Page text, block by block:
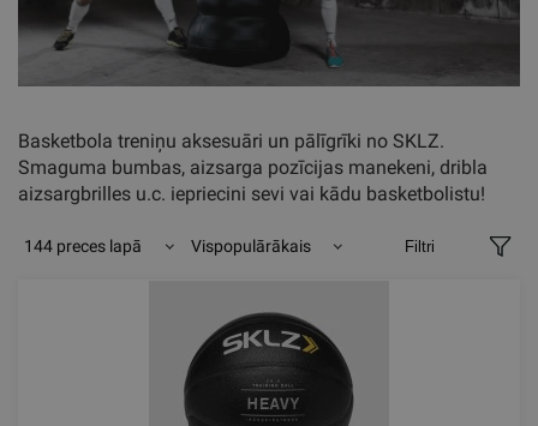
Basketbola treniņu aksesuāri un pālīgrīki no SKLZ.
Smaguma bumbas, aizsarga pozīcijas manekeni, dribla
aizsargbrilles u.c. iepriecini sevi vai kādu basketbolistu!
144 preces lapā Vispopulārākais Filtri